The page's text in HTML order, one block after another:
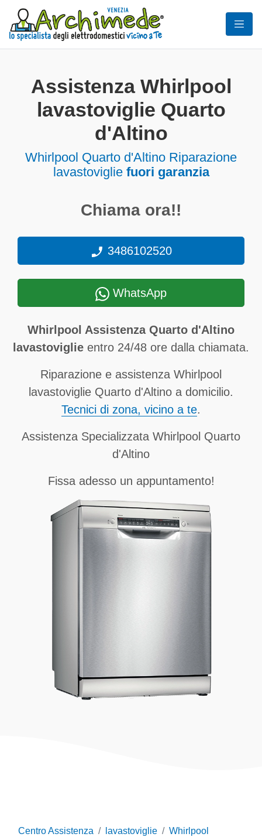
Assistenza Whirlpool
lavastoviglie Quarto
d'Altino
Whirlpool Quarto d'Altino Riparazione
lavastoviglie fuori garanzia
Chiama ora!!
3486102520
WhatsApp
Whirlpool Assistenza Quarto d'Altino
lavastoviglie entro 24/48 ore dalla chiamata.
Riparazione e assistenza Whirlpool
lavastoviglie Quarto d'Altino a domicilio.
Tecnici di zona, vicino a te.
Assistenza Specializzata Whirlpool Quarto
d'Altino
Fissa adesso un appuntamento!
Centro Assistenza lavastoviglie
Whirlpool